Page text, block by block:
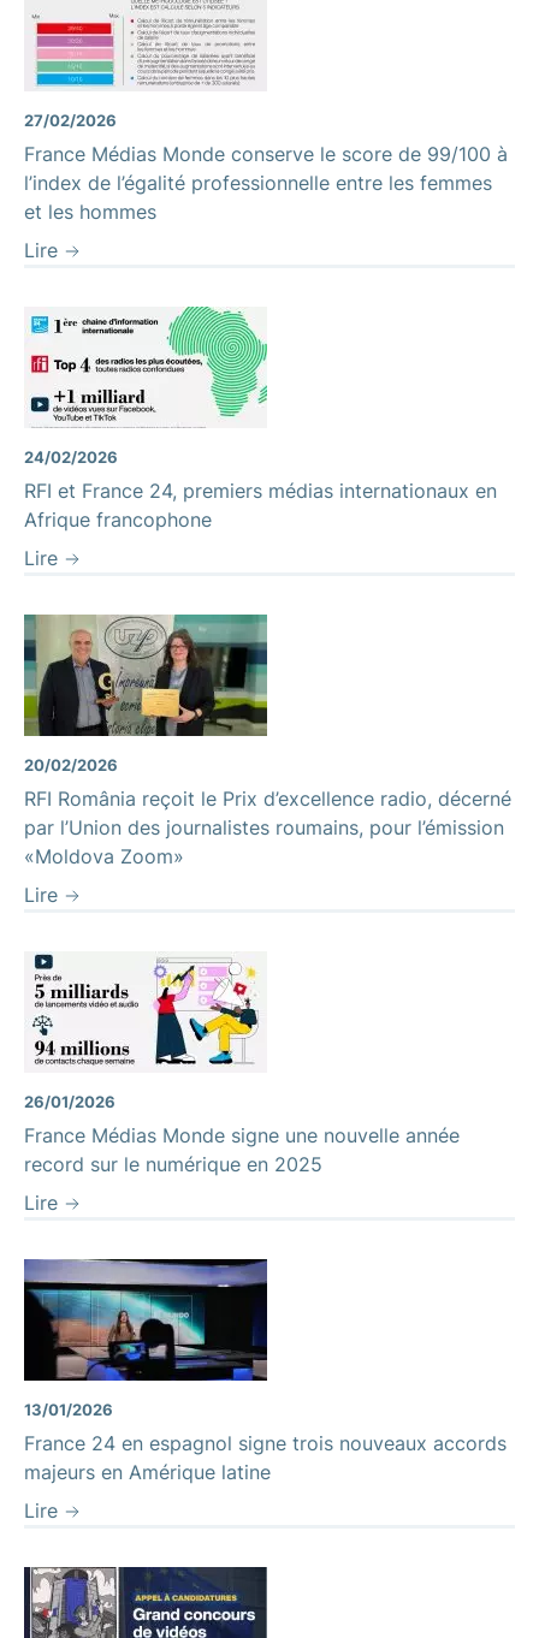
27/02/2026
France Médias Monde conserve le score de 99/100 à
l’index de l’égalité professionnelle entre les femmes
et les hommes
Lire
24/02/2026
RFI et France 24, premiers médias internationaux en
Afrique francophone
Lire
20/02/2026
RFI România reçoit le Prix d’excellence radio, décerné
par l’Union des journalistes roumains, pour l’émission
«Moldova Zoom»
Lire
26/01/2026
France Médias Monde signe une nouvelle année
record sur le numérique en 2025
Lire
13/01/2026
France 24 en espagnol signe trois nouveaux accords
majeurs en Amérique latine
Lire